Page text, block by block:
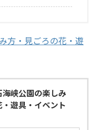
方・見ごろの花・遊
峡公園の楽しみ
遊具・イベント